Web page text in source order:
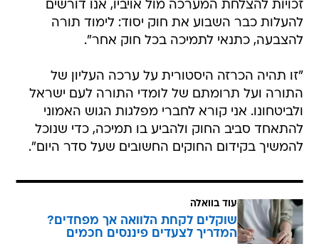
זכויות להצלחת המערכה מול אויביו, אנו דורשים
להעלות כבר השבוע את חוק יסוד: לימוד תורה
להצבעה, כתנאי לתמיכה בכל חוק אחר".
"זו תהיה הכרזה היסטורית על ערכה העליון של
התורה ועל תרומתם של לומדי התורה לעם ישראל
ולביטחונו. אני קורא לחברי מפלגות הגוש האמוני
להתאחד סביב החוק ולהביע בו תמיכה, כדי שנוכל
להמשיך בקידום החוקים החשובים שעל סדר היום".
עוד בוואלה
שוקלים לקחת הלוואה אך מפחדים?
המדריך לצעדים פיננסים חכמים